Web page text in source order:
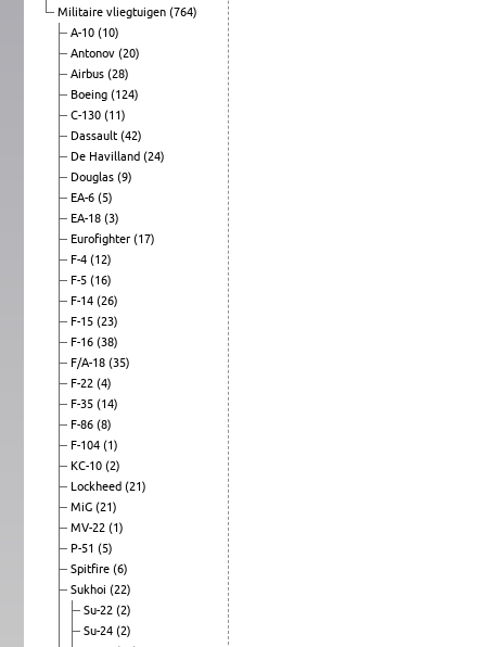
Militaire vliegtuigen (764)
A-10 (10)
Antonov (20)
Airbus (28)
Boeing (124)
C-130 (11)
Dassault (42)
De Havilland (24)
Douglas (9)
EA-6 (5)
EA-18 (3)
Eurofighter (17)
F-4 (12)
F-5 (16)
F-14 (26)
F-15 (23)
F-16 (38)
F/A-18 (35)
F-22 (4)
F-35 (14)
F-86 (8)
F-104 (1)
KC-10 (2)
Lockheed (21)
MiG (21)
MV-22 (1)
P-51 (5)
Spitfire (6)
Sukhoi (22)
Su-22 (2)
Su-24 (2)